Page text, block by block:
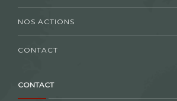
NOS ACTIONS
CONTACT
CONTACT